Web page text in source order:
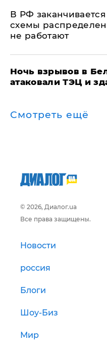
​В РФ
схемы
не работают
​Ночь взрывов в
атаковали ТЭЦ и
Смотреть ещё
© 2026, Диалог.ua
Все права защищены.
Новости
россия
Блоги
Шоу-Биз
Мир